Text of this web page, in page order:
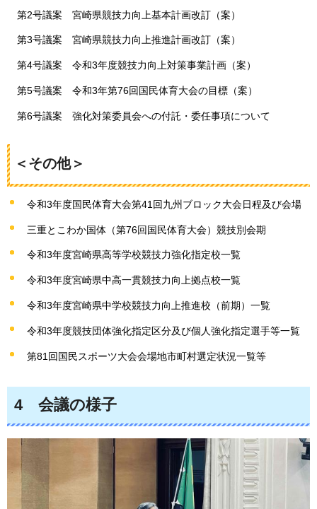
第2号議案 宮崎県競技力向上基本計画改訂（案）
第3号議案 宮崎県競技力向上推進計画改訂（案）
第4号議案 令和3年度競技力向上対策事業計画（案）
第5号議案 令和3年第76回国民体育大会の目標（案）
第6号議案 強化対策委員会への付託・委任事項について
＜その他＞
令和3年度国民体育大会第41回九州ブロック大会日程及び会場
三重とこわか国体（第76回国民体育大会）競技別会期
令和3年度宮崎県高等学校競技力強化指定校一覧
令和3年度宮崎県中高一貫競技力向上拠点校一覧
令和3年度宮崎県中学校競技力向上推進校（前期）一覧
令和3年度競技団体強化指定区分及び個人強化指定選手等一覧
第81回国民スポーツ大会会場地市町村選定状況一覧等
4 会議の様子